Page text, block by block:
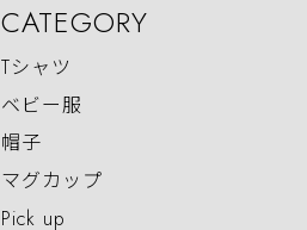
CATEGORY
Tシャツ
ベビー服
帽子
マグカップ
Pick up